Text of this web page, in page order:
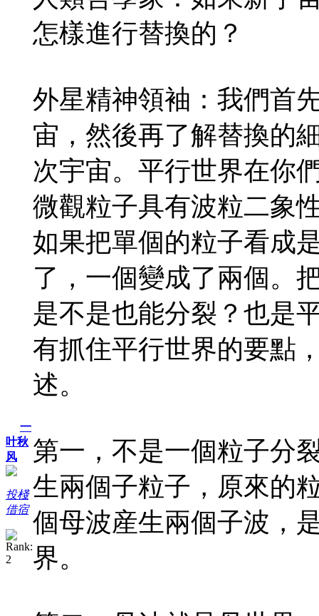
一
叶秋
风
投棧
借宿
怎樣進行替換的？
外星精神領袖：我們首
宙，然後再了解替換的
次宇宙。平行世界在你
微觀粒子具有波粒二象
如果把單個的粒子看成
了，一個變成了兩個。
是不是也能分裂？也是
有抓住平行世界的要點
述。
第一，不是一個粒子分
生兩個子粒子，原來的
個母波産生兩個子波，
界。